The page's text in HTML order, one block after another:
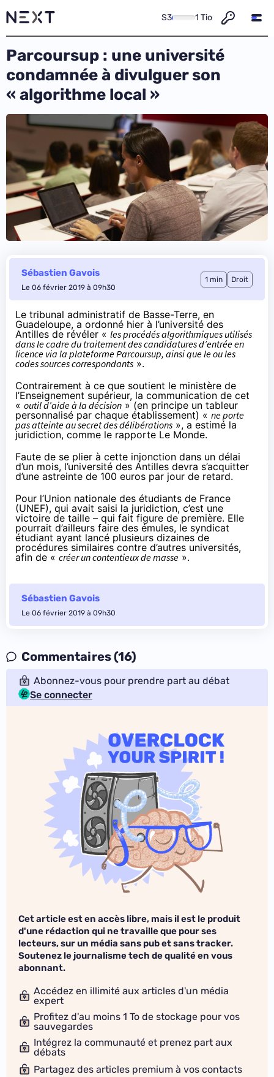
S3 1 Tio
Parcoursup : une université
condamnée à divulguer son
« algorithme local »
Sébastien Gavois
Le 06 février 2019 à 09h30
1 min Droit
Le tribunal administratif de Basse-Terre, en
Guadeloupe, a ordonné hier à l’université des
Antilles de révéler « les procédés algorithmiques utilisés
dans le cadre du traitement des candidatures d’entrée en
licence via la plateforme Parcoursup, ainsi que le ou les
codes sources correspondants ».
Contrairement à ce que soutient le ministère de
l’Enseignement supérieur, la communication de cet
« outil d’aide à la décision » (en principe un tableur
personnalisé par chaque établissement) « ne porte
pas atteinte au secret des délibérations », a estimé la
juridiction, comme le rapporte Le Monde.
Faute de se plier à cette injonction dans un délai
d’un mois, l’université des Antilles devra s’acquitter
d’une astreinte de 100 euros par jour de retard.
Pour l’Union nationale des étudiants de France
(UNEF), qui avait saisi la juridiction, c’est une
victoire de taille – qui fait figure de première. Elle
pourrait d’ailleurs faire des émules, le syndicat
étudiant ayant lancé plusieurs dizaines de
procédures similaires contre d’autres universités,
afin de « créer un contentieux de masse ».
Sébastien Gavois
Le 06 février 2019 à 09h30
Commentaires (16)
Abonnez-vous pour prendre part au débat
Se connecter
Cet article est en accès libre, mais il est le produit
d'une rédaction qui ne travaille que pour ses
lecteurs, sur un média sans pub et sans tracker.
Soutenez le journalisme tech de qualité en vous
abonnant.
Accédez en illimité aux articles d'un média
expert
Profitez d'au moins 1 To de stockage pour vos
sauvegardes
Intégrez la communauté et prenez part aux
débats
Partagez des articles premium à vos contacts